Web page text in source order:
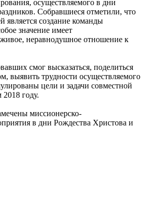
осуществляемого в дни
Собравшиеся отметили, что
является создание команды
значение имеет
живое, неравнодушное отношение к
смог высказаться, поделиться
выявить трудности осуществляемого
цели и задачи совместной
году.
миссионерско-
в дни Рождества Христова и